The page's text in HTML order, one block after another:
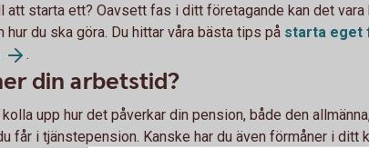
att starta ett? Oavsett fas i ditt företagande kan det vara
hur du ska göra. Du hittar våra bästa tips på starta eget
.
din arbetstid?
upp hur det påverkar din pension, både den
får i tjänstepension. Kanske har du även förmåner i ditt